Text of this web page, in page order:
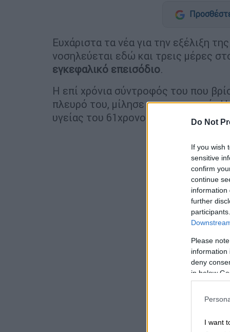
Do Not
If you wish
sensitive
confirm
continue
information
further
Please
information
deny
in below
I want
Ευχάριστα τα νέα για την εξέλιξη
νοσηλεύεται εδώ και τρεις μέρες
εγκεφαλικό επεισόδιο.
Η επί χρόνια σύντροφός του που
πλευρό του, μίλησε στην εκπομπή
υγείας του 61χρονου ηθοποιού.